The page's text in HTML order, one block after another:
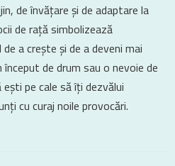
de învățare și de adaptare la
de rață simbolizează
a crește și de a deveni mai
început de drum sau o nevoie de
pe cale să îți dezvălui
cu curaj noile provocări.